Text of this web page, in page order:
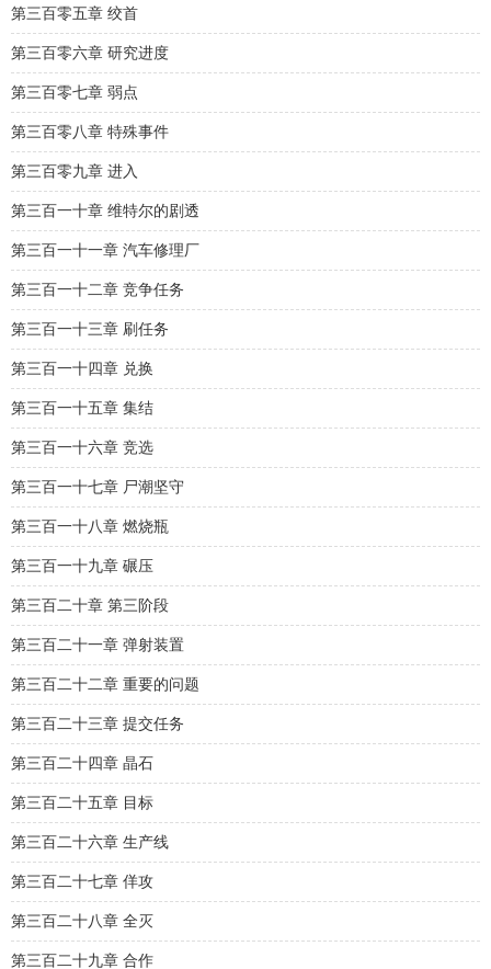
第三百零五章 绞首
第三百零六章 研究进度
第三百零七章 弱点
第三百零八章 特殊事件
第三百零九章 进入
第三百一十章 维特尔的剧透
第三百一十一章 汽车修理厂
第三百一十二章 竞争任务
第三百一十三章 刷任务
第三百一十四章 兑换
第三百一十五章 集结
第三百一十六章 竞选
第三百一十七章 尸潮坚守
第三百一十八章 燃烧瓶
第三百一十九章 碾压
第三百二十章 第三阶段
第三百二十一章 弹射装置
第三百二十二章 重要的问题
第三百二十三章 提交任务
第三百二十四章 晶石
第三百二十五章 目标
第三百二十六章 生产线
第三百二十七章 佯攻
第三百二十八章 全灭
第三百二十九章 合作